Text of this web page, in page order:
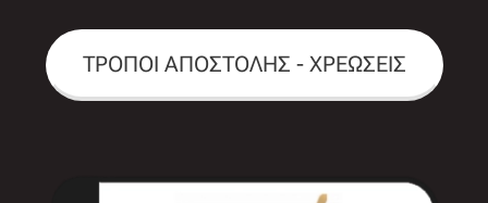
ΤΡΟΠΟΙ ΑΠΟΣΤΟΛΗΣ - ΧΡΕΩΣΕΙΣ